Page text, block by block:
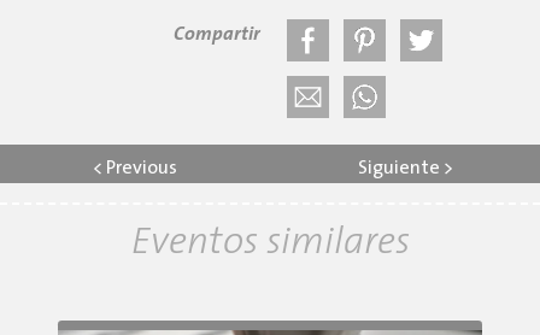
Compartir
< Previous Siguiente >
Eventos similares